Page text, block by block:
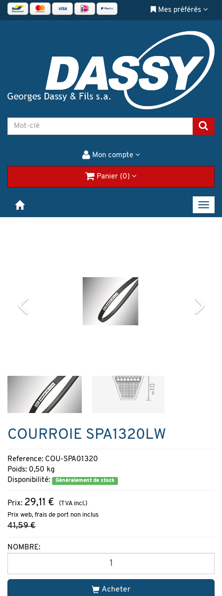
Mes préférés
Mon compte
Panier (0)
COURROIE SPA1320LW
Reference: COU-SPA01320
Poids: 0,50 kg
Disponibilité:
Généralement de stock
Prix: 29,11 €
(TVA incl.)
Prix web, frais de port non inclus
41,59 €
NOMBRE:
Acheter